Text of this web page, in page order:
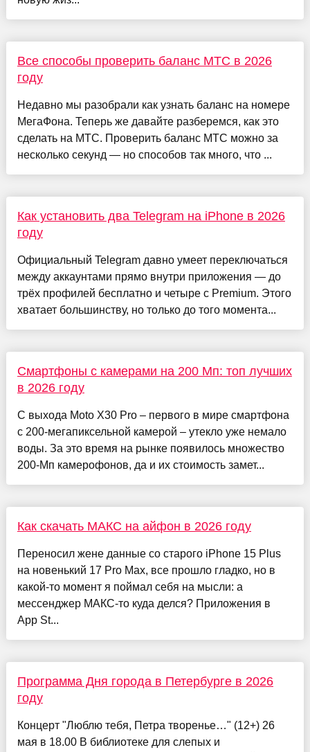
Все способы проверить баланс МТС в 2026
году
Недавно мы разобрали как узнать баланс на номере
МегаФона. Теперь же давайте разберемся, как это
сделать на МТС. Проверить баланс МТС можно за
несколько секунд — но способов так много, что ...
Как установить два Telegram на iPhone в 2026
году
Официальный Telegram давно умеет переключаться
между аккаунтами прямо внутри приложения — до
трёх профилей бесплатно и четыре с Premium. Этого
хватает большинству, но только до того момента...
Смартфоны с камерами на 200 Мп: топ лучших
в 2026 году
С выхода Moto X30 Pro – первого в мире смартфона
с 200-мегапиксельной камерой – утекло уже немало
воды. За это время на рынке появилось множество
200-Мп камерофонов, да и их стоимость замет...
Как скачать МАКС на айфон в 2026 году
Переносил жене данные со старого iPhone 15 Plus
на новенький 17 Pro Max, все прошло гладко, но в
какой-то момент я поймал себя на мысли: а
мессенджер МАКС-то куда делся? Приложения в
App St...
Программа Дня города в Петербурге в 2026
году
Концерт "Люблю тебя, Петра творенье…" (12+) 26
мая в 18.00 В библиотеке для слепых и